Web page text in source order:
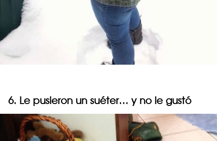
6. Le pusieron un suéter… y no le gustó